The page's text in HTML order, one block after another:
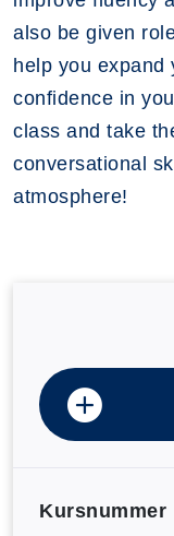
also be given
help you expand
confidence in
class and take
conversational
atmosphere!
Kursnummer